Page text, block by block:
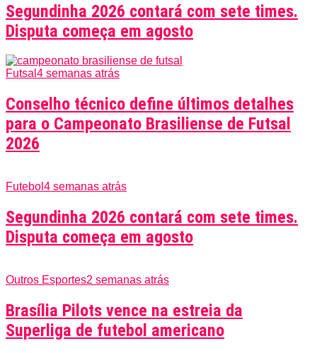
Segundinha 2026 contará com sete times.
Disputa começa em agosto
Futsal 4 semanas atrás
Conselho técnico define últimos detalhes
para o Campeonato Brasiliense de Futsal
2026
Futebol 4 semanas atrás
Segundinha 2026 contará com sete times.
Disputa começa em agosto
Outros Esportes2 semanas atrás
Brasília Pilots vence na estreia da
Superliga de futebol americano